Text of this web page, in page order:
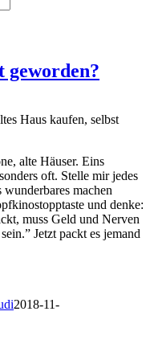
geworden?
alte Häuser. Eins
oft. Stelle mir jedes
machen
und denke:
muss Geld und Nerven
Jetzt packt es jemand
2018-11-